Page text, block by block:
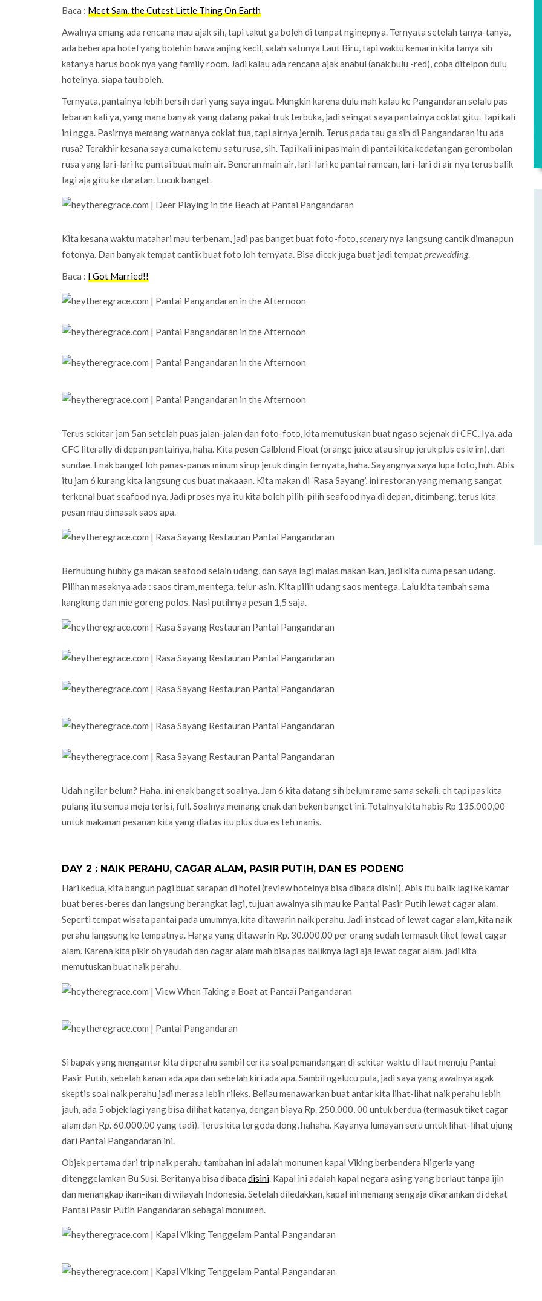
Baca : Meet Sam, the Cutest Little Thing On Earth
Awalnya emang ada rencana mau ajak sih, tapi takut ga boleh di tempat nginepnya. Ternyata setelah tanya-tanya,
ada beberapa hotel yang bolehin bawa anjing kecil, salah satunya Laut Biru, tapi waktu kemarin kita tanya sih
katanya harus book nya yang family room. Jadi kalau ada rencana ajak anabul (anak bulu -red), coba ditelpon dulu
hotelnya, siapa tau boleh.
Ternyata, pantainya lebih bersih dari yang saya ingat. Mungkin karena dulu mah kalau ke Pangandaran selalu pas
lebaran kali ya, yang mana banyak yang datang pakai truk terbuka, jadi seingat saya pantainya coklat gitu. Tapi kali
ini ngga. Pasirnya memang warnanya coklat tua, tapi airnya jernih. Terus pada tau ga sih di Pangandaran itu ada
rusa? Terakhir kesana saya cuma ketemu satu rusa, sih. Tapi kali ini pas main di pantai kita kedatangan gerombolan
rusa yang lari-lari ke pantai buat main air. Beneran main air, lari-lari ke pantai ramean, lari-lari di air nya terus balik
lagi aja gitu ke daratan. Lucuk banget.
Kita kesana waktu matahari mau terbenam, jadi pas banget buat foto-foto,scenerynya langsung cantik dimanapun
fotonya. Dan banyak tempat cantik buat foto loh ternyata. Bisa dicek juga buat jadi tempatprewedding.
Baca : I Got Married!!
Terus sekitar jam 5an setelah puas jalan-jalan dan foto-foto, kita memutuskan buat ngaso sejenak di CFC. Iya, ada
CFC literally di depan pantainya, haha. Kita pesen Calblend Float (orange juice atau sirup jeruk plus es krim), dan
sundae. Enak banget loh panas-panas minum sirup jeruk dingin ternyata, haha. Sayangnya saya lupa foto, huh. Abis
itu jam 6 kurang kita langsung cus buat makaaan. Kita makan di ‘Rasa Sayang’, ini restoran yang memang sangat
terkenal buat seafood nya. Jadi proses nya itu kita boleh pilih-pilih seafood nya di depan, ditimbang, terus kita
pesan mau dimasak saos apa.
Berhubung hubby ga makan seafood selain udang, dan saya lagi malas makan ikan, jadi kita cuma pesan udang.
Pilihan masaknya ada : saos tiram, mentega, telur asin. Kita pilih udang saos mentega. Lalu kita tambah sama
kangkung dan mie goreng polos. Nasi putihnya pesan 1,5 saja.
Udah ngiler belum? Haha, ini enak banget soalnya. Jam 6 kita datang sih belum rame sama sekali, eh tapi pas kita
pulang itu semua meja terisi, full. Soalnya memang enak dan beken banget ini. Totalnya kita habis Rp 135.000,00
untuk makanan pesanan kita yang diatas itu plus dua es teh manis.
DAY 2 : NAIK PERAHU, CAGAR ALAM, PASIR PUTIH, DAN ES PODENG
Hari kedua, kita bangun pagi buat sarapan di hotel (review hotelnya bisa dibaca disini). Abis itu balik lagi ke kamar
buat beres-beres dan langsung berangkat lagi, tujuan awalnya sih mau ke Pantai Pasir Putih lewat cagar alam.
Seperti tempat wisata pantai pada umumnya, kita ditawarin naik perahu. Jadi instead of lewat cagar alam, kita naik
perahu langsung ke tempatnya. Harga yang ditawarin Rp. 30.000,00 per orang sudah termasuk tiket lewat cagar
alam. Karena kita pikir oh yaudah dan cagar alam mah bisa pas baliknya lagi aja lewat cagar alam, jadi kita
memutuskan buat naik perahu.
Si bapak yang mengantar kita di perahu sambil cerita soal pemandangan di sekitar waktu di laut menuju Pantai
Pasir Putih, sebelah kanan ada apa dan sebelah kiri ada apa. Sambil ngelucu pula, jadi saya yang awalnya agak
skeptis soal naik perahu jadi merasa lebih rileks. Beliau menawarkan buat antar kita lihat-lihat naik perahu lebih
jauh, ada 5 objek lagi yang bisa dilihat katanya, dengan biaya Rp. 250.000, 00 untuk berdua (termasuk tiket cagar
alam dan Rp. 60.000,00 yang tadi). Terus kita tergoda dong, hahaha. Kayanya lumayan seru untuk lihat-lihat ujung
dari Pantai Pangandaran ini.
Objek pertama dari trip naik perahu tambahan ini adalah monumen kapal Viking berbendera Nigeria yang
ditenggelamkan Bu Susi. Beritanya bisa dibaca disini. Kapal ini adalah kapal negara asing yang berlaut tanpa ijin
dan menangkap ikan-ikan di wilayah Indonesia. Setelah diledakkan, kapal ini memang sengaja dikaramkan di dekat
Pantai Pasir Putih Pangandaran sebagai monumen.